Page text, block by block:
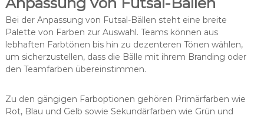
Bei der Anpassung von Futsal-Bällen steht eine breite
Palette von Farben zur Auswahl. Teams können aus
lebhaften Farbtönen bis hin zu dezenteren Tönen wählen,
um sicherzustellen, dass die Bälle mit ihrem Branding oder
den Teamfarben übereinstimmen.
Zu den gängigen Farboptionen gehören Primärfarben wie
Rot, Blau und Gelb sowie Sekundärfarben wie Grün und